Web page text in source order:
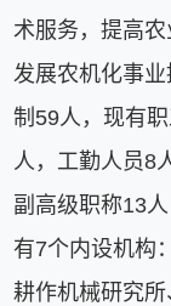
术服务，提高
发展农机化事
制59人，现有
人，工勤人员8
副高级职称13
有7个内设机构
耕作机械研究